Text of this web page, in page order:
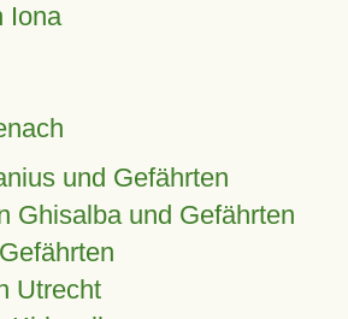
Iona
und Gefährten
Ghisalba und Gefährten
Utrecht